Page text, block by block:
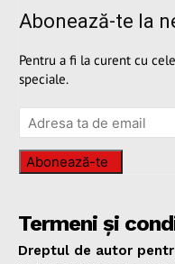
Abonează-te la
Pentru a fi la curent cu
speciale.
Abonează-te
Termeni și
Dreptul de autor